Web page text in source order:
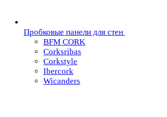
Пробковые панели для стен
BFM CORK
Corksribas
Corkstyle
Ibercork
Wicanders